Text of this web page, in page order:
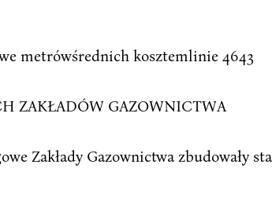
metrówśrednich kosztemlinie 4643
ZAKŁADÓW GAZOWNICTWA
Zakłady Gazownictwa zbudowały